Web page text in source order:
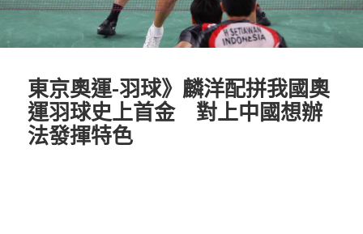
東京奧運-羽球》麟洋配拼我國奧
運羽球史上首金 對上中國想辦
法發揮特色